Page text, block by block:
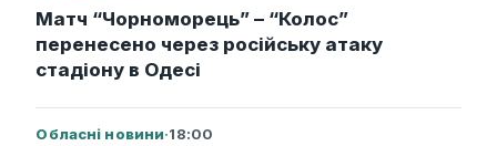
Матч “Чорноморець” – “Колос”
перенесено через російську атаку
стадіону в Одесі
Обласні новини·18:00